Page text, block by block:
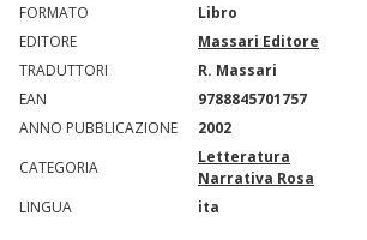
FORMATO
Libro
EDITORE
Massari Editore
TRADUTTORI
R. Massari
EAN
9788845701757
ANNO PUBBLICAZIONE
2002
CATEGORIA
Letteratura
Narrativa Rosa
LINGUA
ita